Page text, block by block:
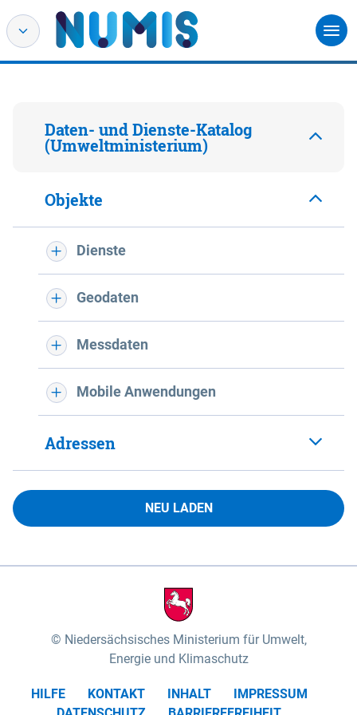
Daten- und Dienste-Katalog
(Umweltministerium)
Objekte
Dienste
Geodaten
Messdaten
Mobile Anwendungen
Adressen
NEU LADEN
Niedersächsisches Ministerium für Umwelt,
Energie und Klimaschutz
HILFE KONTAKT INHALT
IMPRESSUM